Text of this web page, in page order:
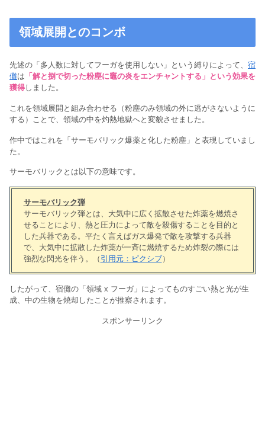
領域展開とのコンボ
先述の「多人数に対してフーガを使用しない」という縛りによって、 宿
儺は 「解と捌で切った粉塵に竈の炎をエンチャントする」という効果を
獲得しました。
これを領域展開と組み合わせる（粉塵のみ領域の外に逃がさないように
する）ことで、領域の中を灼熱地獄へと変貌させました。
作中ではこれを「サーモバリック爆薬と化した粉塵」と表現していまし
た。
サーモバリックとは以下の意味です。
サーモバリック弾
サーモバリック弾とは、大気中に広く拡散させた炸薬を燃焼さ
せることにより、熱と圧力によって敵を殺傷することを目的と
した兵器である。平たく言えばガス爆発で敵を攻撃する兵器
で、大気中に拡散した炸薬が一斉に燃焼するため炸裂の際には
強烈な閃光を伴う。（ 引用元：ピクシブ）
したがって、宿儺の「領域 x フーガ」によってものすごい熱と光が生
成、中の生物を焼却したことが推察されます。
スポンサーリンク